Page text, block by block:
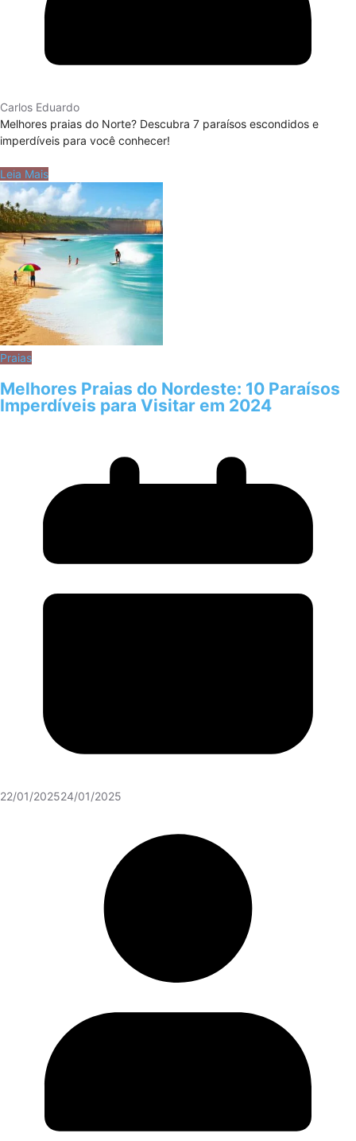
Carlos Eduardo
Melhores praias do Norte? Descubra 7 paraísos escondidos e
imperdíveis para você conhecer!
Leia Mais
Praias
Melhores Praias do Nordeste: 10 Paraísos
Imperdíveis para Visitar em 2024
22/01/202524/01/2025